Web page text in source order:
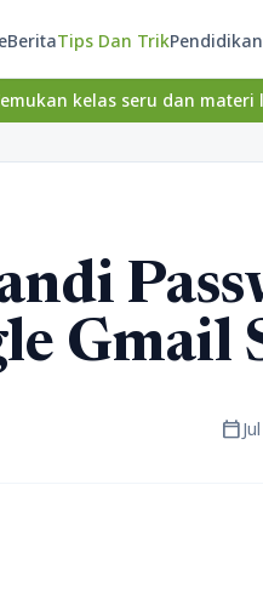
BeritaTips Dan TrikPendidikan
seru dan materi lengkap
Gmail
calendar_today